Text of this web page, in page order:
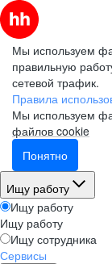
Мы используем
правильную
сетевой трафик.
Правила
Мы используем
файлов cookie
Понятно
Ищу работу
Ищу работу
Ищу работу
Ищу сотрудника
Сервисы